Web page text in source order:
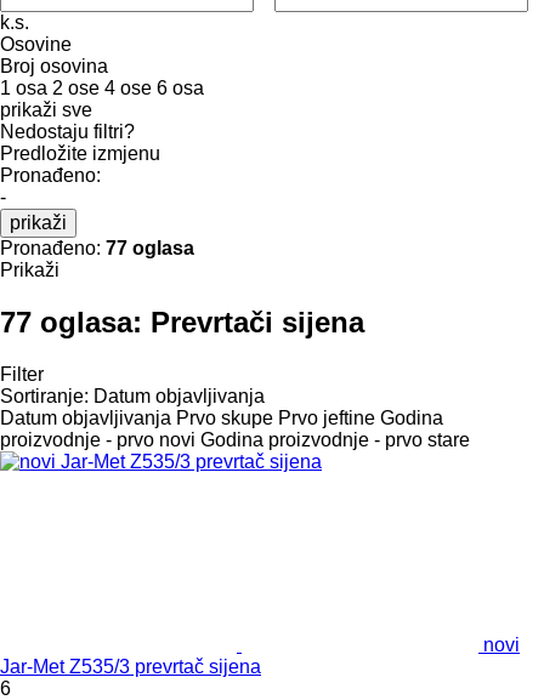
k.s.
Osovine
Broj osovina
1 osa 2 ose 4 ose 6 osa
prikaži sve
Nedostaju filtri?
Predložite izmjenu
Pronađeno:
-
prikaži
Pronađeno: 77 oglasa
Prikaži
77 oglasa: Prevrtači sijena
Filter
Sortiranje: Datum objavljivanja
Datum objavljivanja Prvo skupe Prvo jeftine Godina
proizvodnje - prvo novi Godina proizvodnje - prvo stare
novi
Jar-Met Z535/3 prevrtač sijena
6